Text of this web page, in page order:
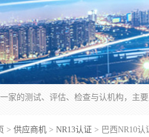
> 供应商机 > NR13认证 > 巴西NR10